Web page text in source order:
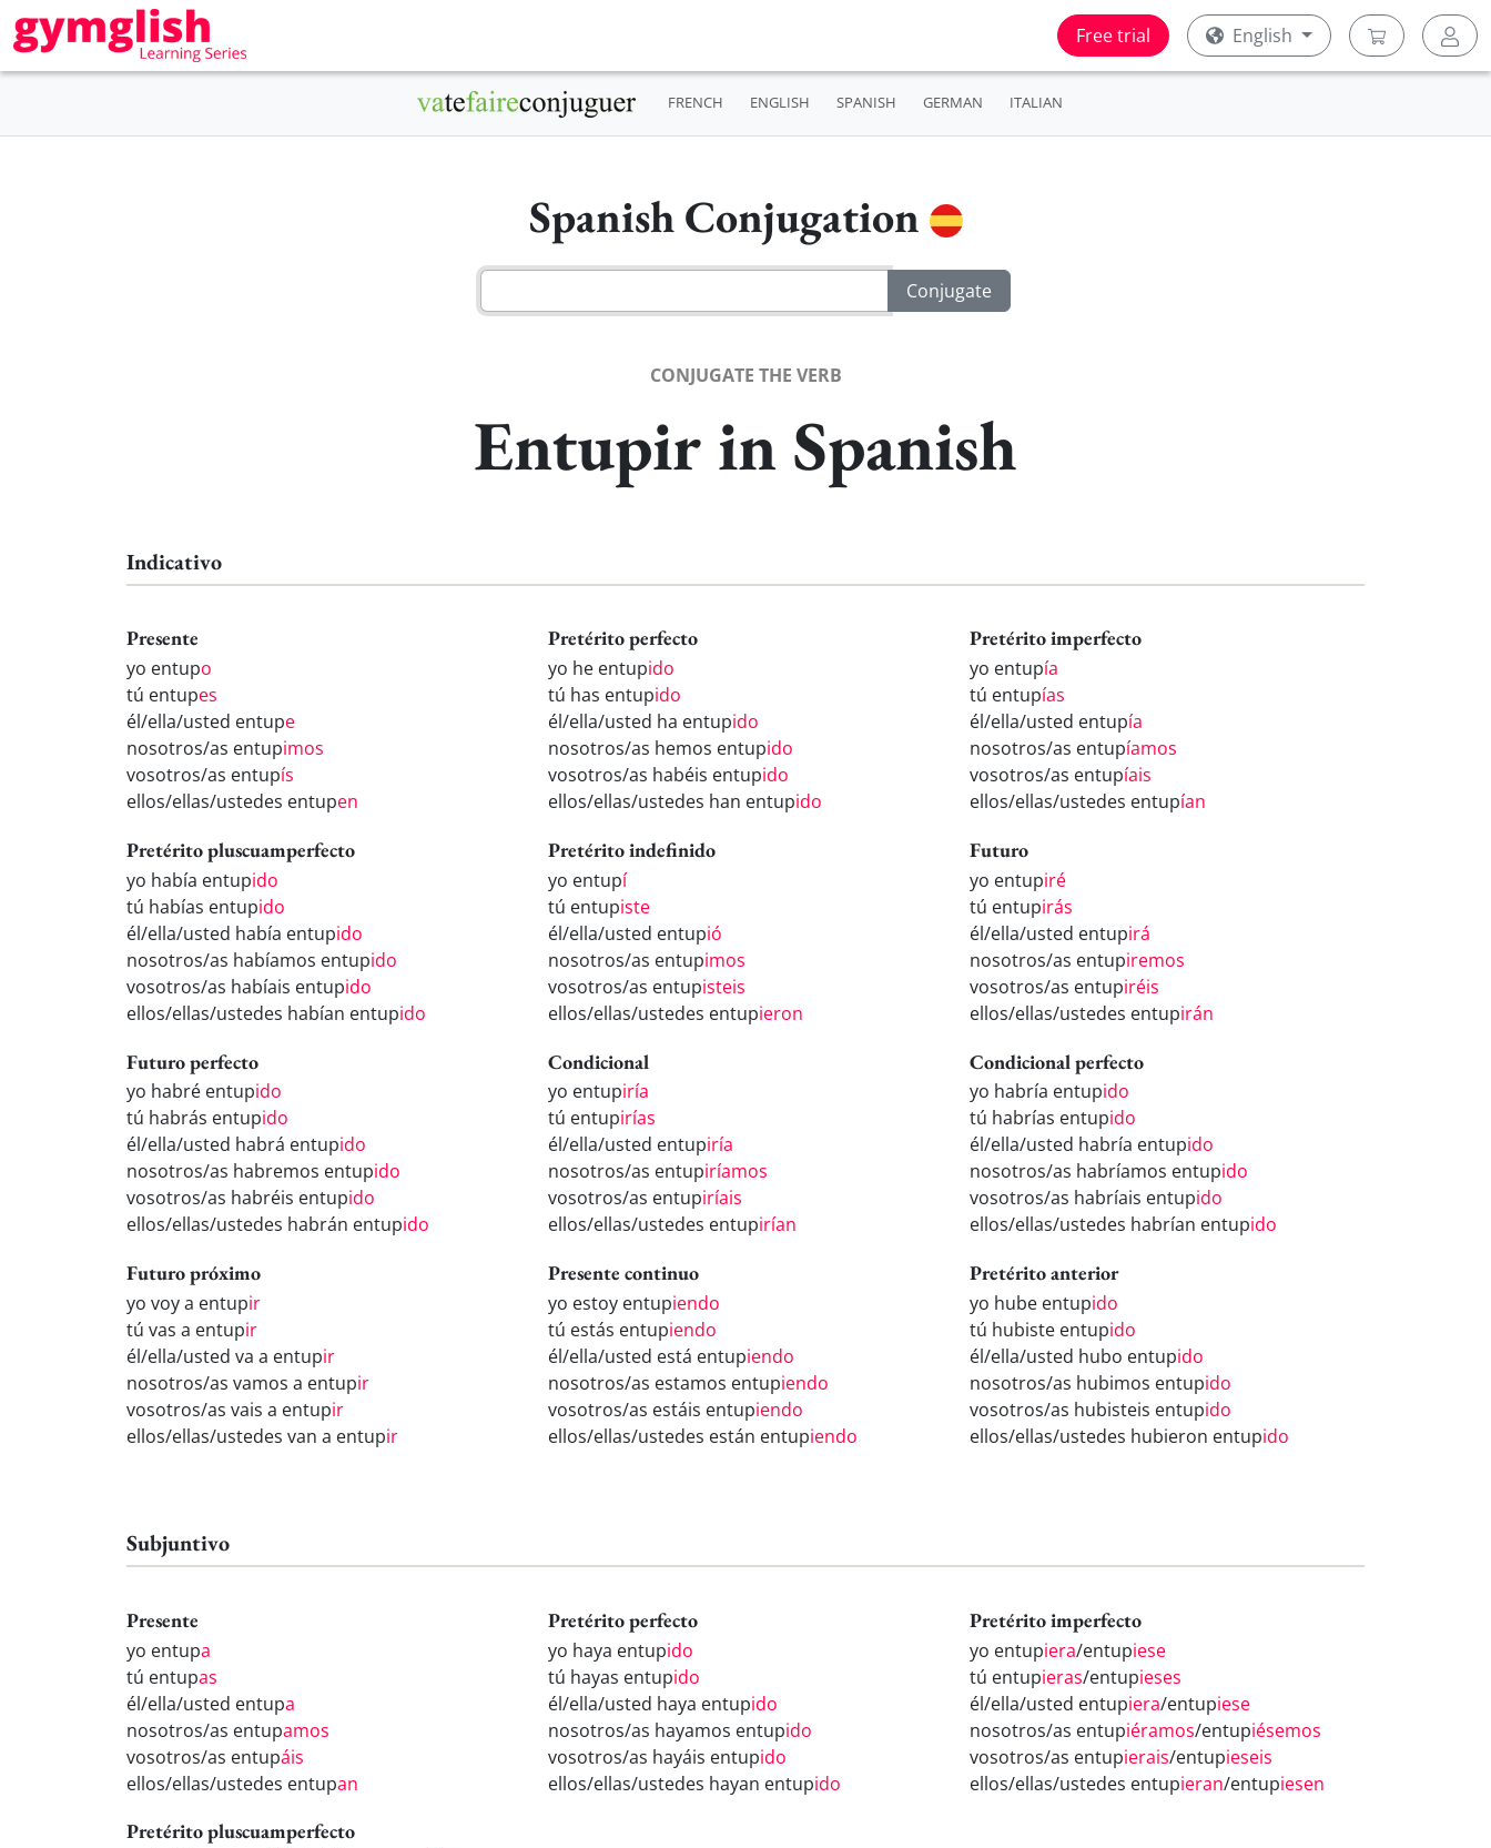
Free trial English
FRENCH ENGLISH SPANISH GERMAN ITALIAN
Spanish Conjugation
CONJUGATE THE VERB
Entupir in Spanish
Indicativo
Presente
yo entupo
tú entupes
él/ella/usted entupe
nosotros/as entupimos
vosotros/as entupís
ellos/ellas/ustedes entupen
Pretérito perfecto
yo he entupido
tú has entupido
él/ella/usted ha entupido
nosotros/as hemos entupido
vosotros/as habéis entupido
ellos/ellas/ustedes han entupido
Pretérito imperfecto
yo entupía
tú entupías
él/ella/usted entupía
nosotros/as entupíamos
vosotros/as entupíais
ellos/ellas/ustedes entupían
Pretérito pluscuamperfecto
yo había entupido
tú habías entupido
él/ella/usted había entupido
nosotros/as habíamos entupido
vosotros/as habíais entupido
ellos/ellas/ustedes habían entupido
Pretérito indefinido
yo entupí
tú entupiste
él/ella/usted entupió
nosotros/as entupimos
vosotros/as entupisteis
ellos/ellas/ustedes entupieron
Futuro
yo entupiré
tú entupirás
él/ella/usted entupirá
nosotros/as entupiremos
vosotros/as entupiréis
ellos/ellas/ustedes entupirán
Futuro perfecto
yo habré entupido
tú habrás entupido
él/ella/usted habrá entupido
nosotros/as habremos entupido
vosotros/as habréis entupido
ellos/ellas/ustedes habrán entupido
Condicional
yo entupiría
tú entupirías
él/ella/usted entupiría
nosotros/as entupiríamos
vosotros/as entupiríais
ellos/ellas/ustedes entupirían
Condicional perfecto
yo habría entupido
tú habrías entupido
él/ella/usted habría entupido
nosotros/as habríamos entupido
vosotros/as habríais entupido
ellos/ellas/ustedes habrían entupido
Futuro próximo
yo voy a entupir
tú vas a entupir
él/ella/usted va a entupir
nosotros/as vamos a entupir
vosotros/as vais a entupir
ellos/ellas/ustedes van a entupir
Presente continuo
yo estoy entupiendo
tú estás entupiendo
él/ella/usted está entupiendo
nosotros/as estamos entupiendo
vosotros/as estáis entupiendo
ellos/ellas/ustedes están entupiendo
Pretérito anterior
yo hube entupido
tú hubiste entupido
él/ella/usted hubo entupido
nosotros/as hubimos entupido
vosotros/as hubisteis entupido
ellos/ellas/ustedes hubieron entupido
Subjuntivo
Presente
yo entupa
tú entupas
él/ella/usted entupa
nosotros/as entupamos
vosotros/as entupáis
ellos/ellas/ustedes entupan
Pretérito perfecto
yo haya entupido
tú hayas entupido
él/ella/usted haya entupido
nosotros/as hayamos entupido
vosotros/as hayáis entupido
ellos/ellas/ustedes hayan entupido
Pretérito imperfecto
yo entupiera/entupiese
tú entupieras/entupieses
él/ella/usted entupiera/entupiese
nosotros/as entupiéramos/entupiésemos
vosotros/as entupierais/entupieseis
ellos/ellas/ustedes entupieran/entupiesen
Pretérito pluscuamperfecto